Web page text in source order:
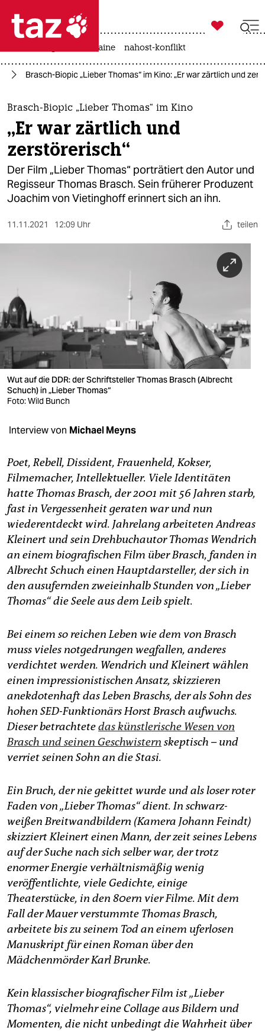
 taz zahl ich
taz zahl ich
themen
politik
öko
gesellschaft
sport
nord
wahrheit
verlag
verlag
veranstaltungen
unterstützen
abo
genossenschaft
epaper login

taz zahl ich
krieg in der ukraine nahost-konflikt
Brasch-Biopic „Lieber Thomas“ im Kino: „Er war zärtlich und
Brasch-Biopic „Lieber Thomas“ im Kino
„Er war zärtlich und
zerstörerisch“
Der Film „Lieber Thomas“ porträtiert den Autor und
Regisseur Thomas Brasch. Sein früherer Produzent
Joachim von Vietinghoff erinnert sich an ihn.
11.11.2021 12:09 Uhr teilen
Wut auf die DDR: der Schriftsteller Thomas Brasch (Albrecht
Schuch) in „Lieber Thomas“
Foto: Wild Bunch
Interview von Michael Meyns
Poet, Rebell, Dissident, Frauenheld, Kokser,
Filmemacher, Intellektueller. Viele Identitäten
hatte Thomas Brasch, der 2001 mit 56 Jahren starb,
fast in Vergessenheit geraten war und nun
wiederentdeckt wird. Jahrelang arbeiteten Andreas
Kleinert und sein Drehbuchautor Thomas Wendrich
an einem biografischen Film über Brasch, fanden in
Albrecht Schuch einen Hauptdarsteller, der sich in
den ausufernden zweieinhalb Stunden von „Lieber
Thomas“ die Seele aus dem Leib spielt.
Bei einem so reichen Leben wie dem von Brasch
muss vieles notgedrungen wegfallen, anderes
verdichtet werden. Wendrich und Kleinert wählen
einen impressionistischen Ansatz, skizzieren
anekdotenhaft das Leben Braschs, der als Sohn des
hohen SED-Funktionärs Horst Brasch aufwuchs.
Dieser betrachtetedas künstlerische Wesen von
Brasch und seinen Geschwistern skeptisch – und
verriet seinen Sohn an die Stasi.
Ein Bruch, der nie gekittet wurde und als loser roter
Faden von „Lieber Thomas“ dient. In schwarz-
weißen Breitwandbildern (Kamera Johann Feindt)
skizziert Kleinert einen Mann, der zeit seines Lebens
auf der Suche nach sich selber war, der trotz
enormer Energie verhältnismäßig wenig
veröffentlichte, viele Gedichte, einige
Theaterstücke, in den 80ern vier Filme. Mit dem
Fall der Mauer verstummte Thomas Brasch,
arbeitete bis zu seinem Tod an einem uferlosen
Manuskript für einen Roman über den
Mädchenmörder Karl Brunke.
Kein klassischer biografischer Film ist „Lieber
Thomas“, vielmehr eine Collage aus Bildern und
Momenten, die nicht unbedingt die Wahrheit über